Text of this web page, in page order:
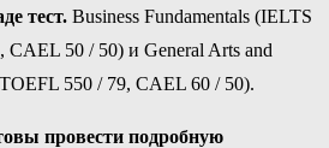
тест. Business Fundamentals (IELTS
CAEL 50 / 50) и General Arts and
550 / 79, CAEL 60 / 50).
провести подробную